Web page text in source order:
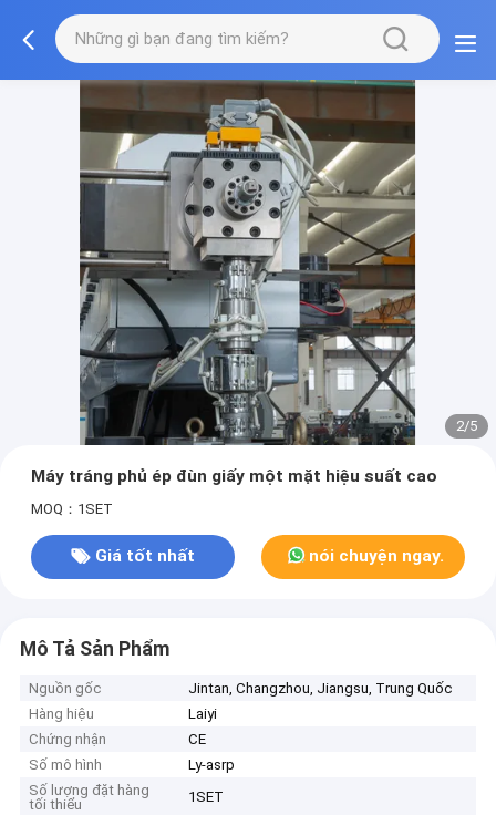
2/5
Máy tráng phủ ép đùn giấy một mặt hiệu suất cao
MOQ：1SET
Giá tốt nhất nói chuyện ngay.
Mô Tả Sản Phẩm
Nguồn gốc
Jintan, Changzhou, Jiangsu, Trung Quốc
Hàng hiệu
Laiyi
Chứng nhận
CE
Số mô hình
Ly-asrp
Số lượng đặt hàng
tối thiểu
1SET